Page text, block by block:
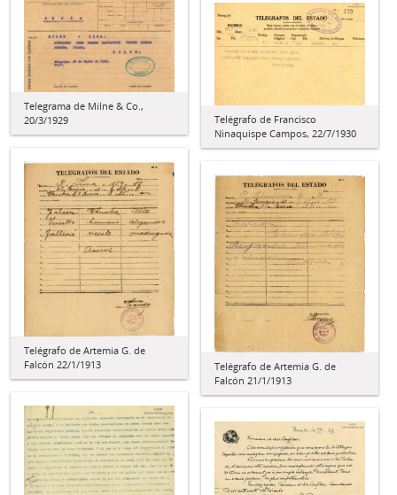
Telegrama de Milne & Co.,
20/3/1929
Telégrafo de Francisco
Ninaquispe Campos, 22/7/1930
Telégrafo de Artemia G. de
Falcón 22/1/1913
Telégrafo de Artemia G. de
Falcón 21/1/1913